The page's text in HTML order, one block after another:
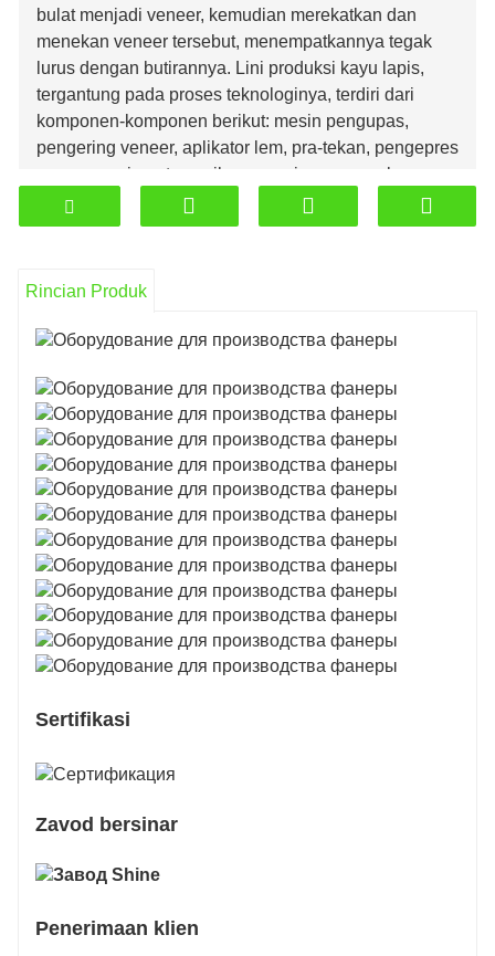
bulat menjadi veneer, kemudian merekatkan dan
menekan veneer tersebut, menempatkannya tegak
lurus dengan butirannya. Lini produksi kayu lapis,
tergantung pada proses teknologinya, terdiri dari
komponen-komponen berikut: mesin pengupas,
pengering veneer, aplikator lem, pra-tekan, pengepres
panas, mesin potong silang, mesin pengamplasan,
Rincian Produk
Sertifikasi
Zavod bersinar
Penerimaan klien